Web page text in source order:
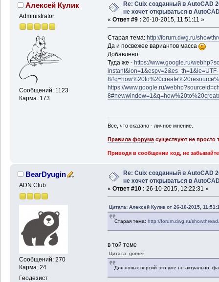
Алексей Кулик
Administrator
Сообщений: 1123
Карма: 173
Re: Cuix созданный в AutoCAD
не хочет открываться в
« Ответ #9 : 26-10-2015, 11:51:11 »
Старая тема: http://forum.dwg.ru/
Да и посвежее вариантов масса
Добавлено:
Туда же - https://www.google.ru/
instant&ion=1&espv=2&es_th=1&ie=UTF-
https://www.google.ru/
Все, что сказано - личное мнение.
Правила форумасуществуют не просто
Приводя в сообщении код, не
BearDyugin
ADN Club
Сообщений: 270
Карма: 24
Геодезист
Re: Cuix созданный в AutoCAD
не хочет открываться в
« Ответ #10 : 26-10-2015, 12:22:31 »
Цитата: Алексей Кулик от 26-10-2015,
Старая тема: http://forum.dwg.ru/
в той теме
Цитата: gomer
Для новых версий это уже не актуально,